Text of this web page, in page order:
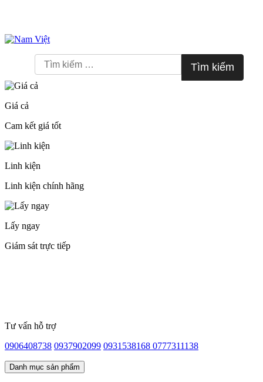
Skip
cho:
Giá cả
Cam kết giá tốt
Linh kiện
Linh kiện chính hãng
Lấy ngay
Giám sát trực tiếp
Tư vấn hỗ trợ
0906408738 0937902099 0931538168 0777311138
Danh mục sản phẩm